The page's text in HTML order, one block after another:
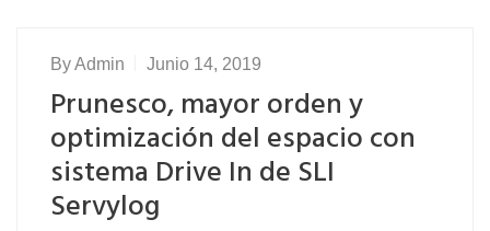
ByAdmin Junio 14, 2019
Prunesco, mayor orden y
optimización del espacio con
sistema Drive In de SLI
Servylog